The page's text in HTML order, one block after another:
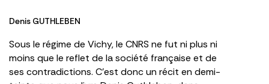
Denis GUTHLEBEN
Sous le régime de Vichy, le CNRS ne fut ni plus ni
moins que le reflet de la société française et de
ses contradictions. C’est donc un récit en demi-